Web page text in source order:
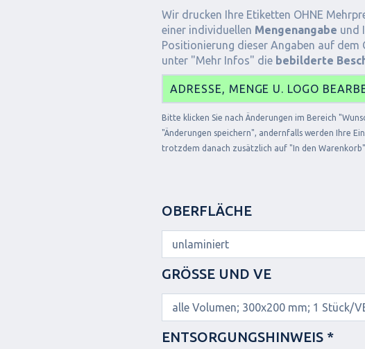
Wir drucken Ihre Etiketten OHNE
einer individuellen Mengenangabe und
Positionierung dieser Angaben auf dem
unter "Mehr Infos" die bebilderte
ADRESSE, MENGE U. LOGO
Bitte klicken Sie nach Änderungen im Bereich
"Änderungen speichern", andernfalls werden Ihre
trotzdem danach zusätzlich auf "In den
OBERFLÄCHE
GRÖSSE UND VE
ENTSORGUNGSHINWEIS *